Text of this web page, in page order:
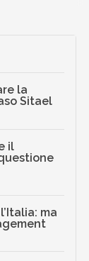
la
Sitael
il
ma